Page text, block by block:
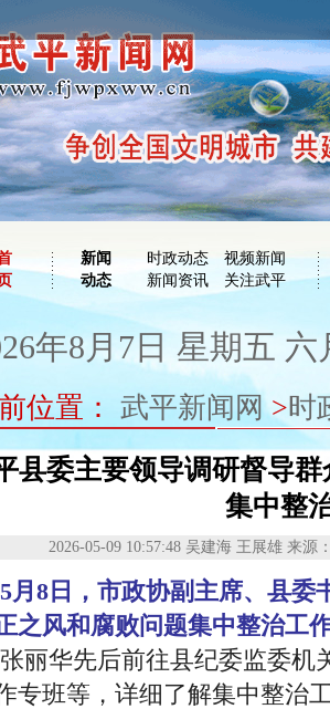
新闻 时政动态
视频新闻
动态
新闻资讯 关注武平
年8月7日 星期五
位置： 武平新闻网>时
县委主要领导调研督导
集中整
2026-05-09 10:57:48 吴建海 王展雄 来源
5月8日，市政协副主席、县委
之风和腐败问题集中整治工
张丽华先后前往县纪委监委机
专班等，详细了解集中整治